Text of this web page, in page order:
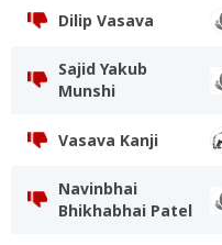
Dilip Vasava
Sajid Yakub
Munshi
Vasava Kanji
Navinbhai
Bhikhabhai Patel